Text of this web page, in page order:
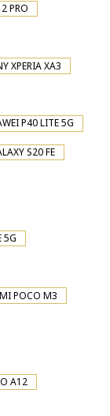
PRO
XPERIA XA3
P40 LITE 5G
S20 FE
5G
POCO M3
A12